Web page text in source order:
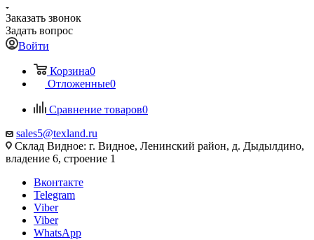
Заказать звонок
Задать вопрос
Войти
Корзина0
Отложенные0
Сравнение товаров0
sales5@texland.ru
Склад Видное: г. Видное, Ленинский район, д. Дыдылдино,
владение 6, строение 1
Вконтакте
Telegram
Viber
Viber
WhatsApp